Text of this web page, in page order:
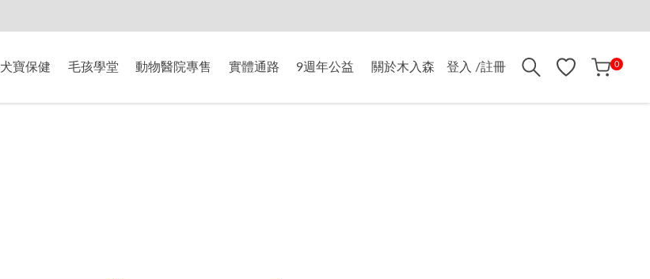
犬寶保健 毛孩學堂 動物醫院專售 實體通路 9週年公益 關於木入森 登入 /註冊 0